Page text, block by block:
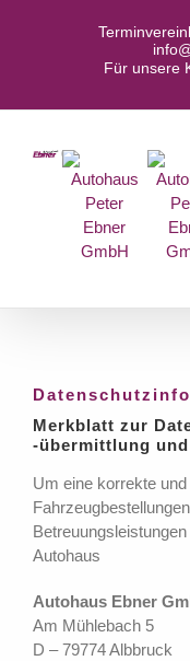
Für unsere
Merkblatt zur
-übermittlung
Um eine korrekte
Autohaus
Autohaus Ebner
Am Mühlebach 5
D – 79774 Albbruck